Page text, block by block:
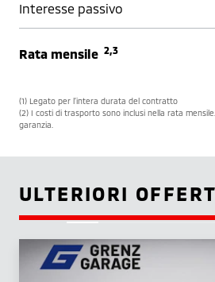
Interesse passivo
Rata mensile 2,3
(1) Legato per l’intera durata del contratto
(2) I costi di trasporto sono inclusi nella rata
garanzia.
ULTERIORI